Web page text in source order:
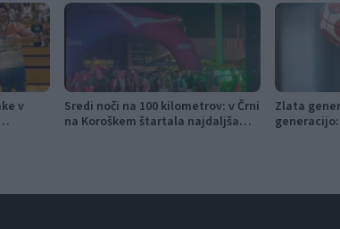
v
Sredi noči na 100 kilometrov: v Črni
na Koroškem štartala najdaljša
Zlata